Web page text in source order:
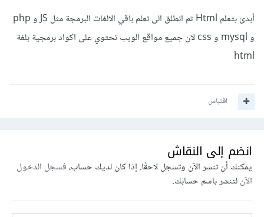
أبدئ بتعلم Html ثم انطلق الى تعلم باقي الالغات البرمجة مثل JS و php
و mysql و css لان جميع مواقع الويب تحتوي على اكواد برمجية بلغة
html
اقتباس
انضم إلى النقاش
يمكنك أن تنشر الآن وتسجل لاحقًا. إذا كان لديك حساب،فسجل الدخول
الآنلتنشر باسم حسابك.